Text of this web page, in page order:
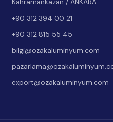
Kahramankazan / ANKARA
+90 312 394 00 21
+90 312 815 55 45
bilgi@ozakaluminyum.com
export@ozakaluminyum.com